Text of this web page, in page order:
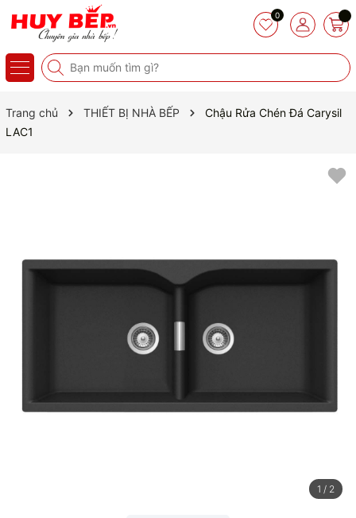
0
Trang chủ THIẾT BỊ NHÀ BẾP
Chậu Rửa Chén Đá Carysil
LAC1
1 / 2